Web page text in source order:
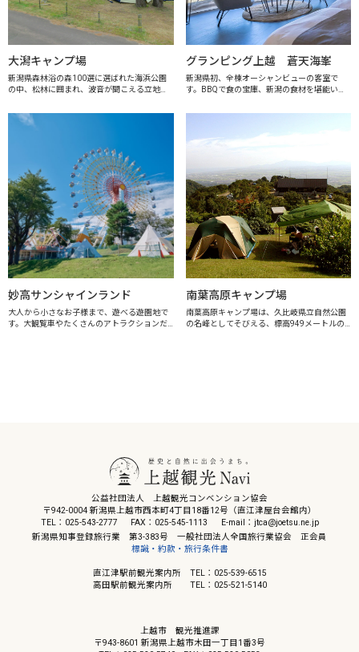
大潟キャンプ場
新潟県森林浴の森100選に選ばれた海浜公園
の中、松林に囲まれ、波音が聞こえる立地に
ック場があり、子どもから大人までスポーツ
を楽しむことができ、春から秋にかけて、...
グランピング上越 蒼天海峯
新潟県初、全棟オーシャンビューの客室で
す。BBQで食の宝庫、新潟の食材を堪能いた
妙高サンシャインランド
大人から小さなお子様まで、遊べる遊園地で
す。大観覧車やたくさんのアトラクションだ
南葉高原キャンプ場
南葉高原キャンプ場は、久比岐県立自然公園
の名峰としてそびえる、標高949メートルの
公益社団法人 上越観光コンベンション協会
〒942-0004 新潟県上越市西本町4丁目18番12号（直江津屋台会館内）
TEL：025-543-2777
FAX：025-545-1113
E-mail：jtca@joetsu.ne.jp
新潟県知事登録旅行業 第3-383号 一般社団法人全国旅行業協会 正会員
標識・約款・旅行条件書
直江津駅前観光案内所 TEL：025-539-6515
高田駅前観光案内所 TEL：025-521-5140
上越市 観光推進課
〒943-8601 新潟県上越市木田一丁目1番3号